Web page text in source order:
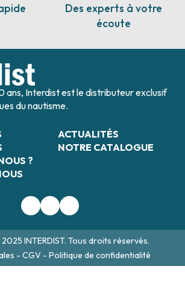
Des experts à votre
écoute
ans, Interdist est le distributeur exclusif
du nautisme.
?
ACTUALITÉS
NOTRE CATALOGUE
INTERDIST. Tous droits réservés.
- CGV - Politique de confidentialité